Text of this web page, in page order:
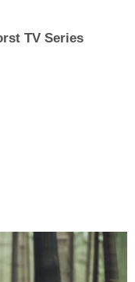
TV Series